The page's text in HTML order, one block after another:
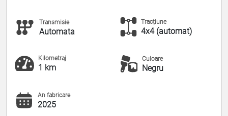
Transmisie
Automata
Tracțiune
4x4 (automat)
Kilometraj
1 km
Culoare
Negru
An fabricare
2025